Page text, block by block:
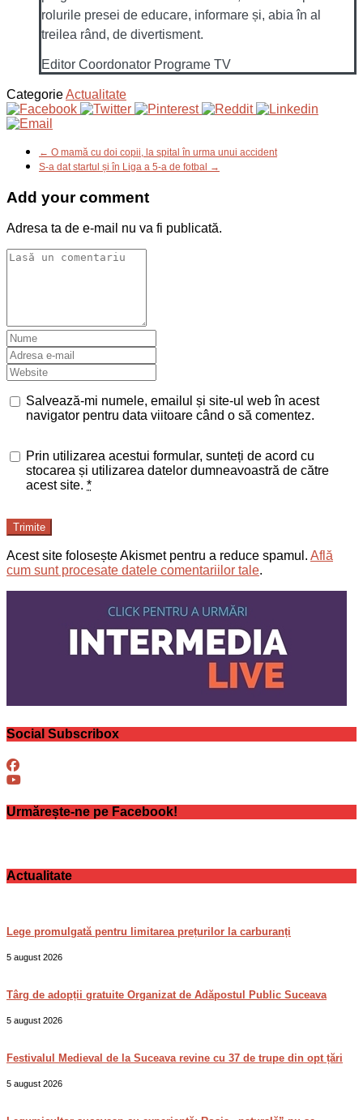
rolurile presei de educare, informare și, abia în al
treilea rând, de divertisment.
Editor Coordonator Programe TV
CategorieActualitate
← O mamă cu doi copii, la spital în urma unui accident
S-a dat startul și în Liga a 5-a de fotbal →
Add your comment
Adresa ta de e-mail nu va fi publicată.
Salvează-mi numele, emailul și site-ul web în acest
navigator pentru data viitoare când o să comentez.
Prin utilizarea acestui formular, sunteți de acord cu
stocarea și utilizarea datelor dumneavoastră de către
acest site. *
Trimite
Acest site folosește Akismet pentru a reduce spamul. Află
cum sunt procesate datele comentariilor tale.
Social Subscribox
Urmărește-ne pe Facebook!
Actualitate
Lege promulgată pentru limitarea prețurilor la carburanți
5 august 2026
Târg de adopții gratuite Organizat de Adăpostul Public Suceava
5 august 2026
Festivalul Medieval de la Suceava revine cu 37 de trupe din opt țări
5 august 2026